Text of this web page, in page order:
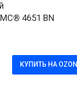
4651 BN
КУПИТЬ НА OZON